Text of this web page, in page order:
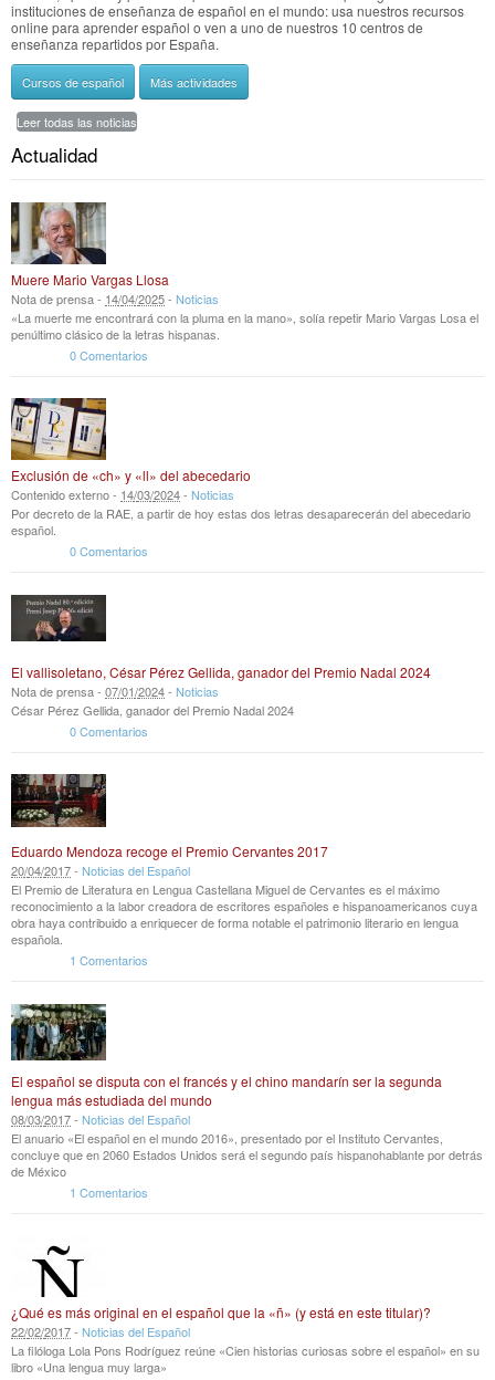
instituciones de enseñanza de español en el mundo: usa nuestros recursos
online para aprender español o ven a uno de nuestros 10 centros de
enseñanza repartidos por España.
Cursos de español Más actividades
Leer todas las noticias
Actualidad
Muere Mario Vargas Llosa
Nota de prensa - 14/04/2025- Noticias
«La muerte me encontrará con la pluma en la mano», solía repetir Mario Vargas Losa el
penúltimo clásico de la letras hispanas.
0 Comentarios
Exclusión de «ch» y «ll» del abecedario
Contenido externo - 14/03/2024- Noticias
Por decreto de la RAE, a partir de hoy estas dos letras desaparecerán del abecedario
español.
0 Comentarios
El vallisoletano, César Pérez Gellida, ganador del Premio Nadal 2024
Nota de prensa - 07/01/2024- Noticias
César Pérez Gellida, ganador del Premio Nadal 2024
0 Comentarios
Eduardo Mendoza recoge el Premio Cervantes 2017
20/04/2017- Noticias del Español
El Premio de Literatura en Lengua Castellana Miguel de Cervantes es el máximo
reconocimiento a la labor creadora de escritores españoles e hispanoamericanos cuya
obra haya contribuido a enriquecer de forma notable el patrimonio literario en lengua
española.
1 Comentarios
El español se disputa con el francés y el chino mandarín ser la segunda
lengua más estudiada del mundo
08/03/2017- Noticias del Español
El anuario «El español en el mundo 2016», presentado por el Instituto Cervantes,
concluye que en 2060 Estados Unidos será el segundo país hispanohablante por detrás
de México
1 Comentarios
¿Qué es más original en el español que la «ñ» (y está en este titular)?
22/02/2017- Noticias del Español
La filóloga Lola Pons Rodríguez reúne «Cien historias curiosas sobre el español» en su
libro «Una lengua muy larga»